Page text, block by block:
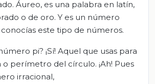
Áureo, es una palabra en latín,
o de oro. Y es un número
este tipo de números.
pi? ¡Sí! Aquel que usas para
perímetro del círculo. ¡Ah! Pues
irracional,